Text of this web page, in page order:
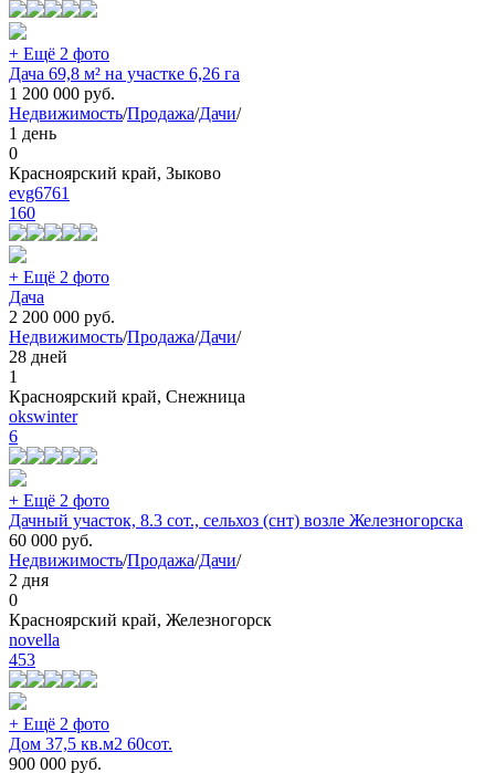
+ Ещё 2 фото
Дача 69,8 м² на участке 6,26 га
1 200 000 руб.
Недвижимость/Продажа/Дачи/
1 день
0
Красноярский край, Зыково
evg6761
160
+ Ещё 2 фото
Дача
2 200 000 руб.
Недвижимость/Продажа/Дачи/
28 дней
1
Красноярский край, Снежница
okswinter
6
+ Ещё 2 фото
Дачный участок, 8.3 сот., сельхоз (снт) возле Железногорска
60 000 руб.
Недвижимость/Продажа/Дачи/
2 дня
0
Красноярский край, Железногорск
novella
453
+ Ещё 2 фото
Дом 37,5 кв.м2 60сот.
900 000 руб.